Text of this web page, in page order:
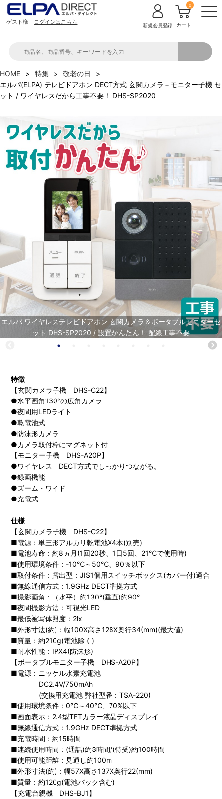
ゲスト様 ログインはこちら 新規会員登録 カート
0
HOME 特集
敬老の日
エルパ(ELPA) テレビドアホン DECT方式 玄関カメラ＋モニター子機 セ
ット / ワイヤレスだから工事不要！ DHS-SP2020
エルパ ワイヤレステレビドアホン 玄関カメラ＆ポータブルモニターセ
ット DHS-SP2020 / 設置かんたん！ 配線工事不要
特徴
【玄関カメラ子機 DHS-C22】
●水平画角130°の広角カメラ
●夜間用LEDライト
●乾電池式
●防沫形カメラ
●カメラ取付枠にマグネット付
【モニター子機 DHS-A20P】
●ワイヤレス DECT方式でしっかりつながる。
●録画機能
●ズーム・ワイド
●充電式
仕様
【玄関カメラ子機 DHS-C22】
■電源：単三形アルカリ乾電池X4本(別売)
■電池寿命：約8ヵ月(1回20秒、1日5回、21℃で使用時)
■使用環境条件：-10℃～50℃、90％以下
■取付条件：露出型：JIS1個用スイッチボックス(カバー付)適合
■無線通信方式：1.9GHz DECT準拠方式
■撮影画角：（水平）約130°(垂直)約90°
■夜間撮影方法：可視光LED
■最低被写体照度：2lx
■外形寸法(約)：幅100X高さ128X奥行34(mm)(最大値)
■質量：約210g(電池除く)
■耐水性能：IPX4(防沫形)
【ポータブルモニター子機 DHS-A20P】
■電源：ニッケル水素充電池
DC2.4V/750mAh
(交換用充電池 弊社型番：TSA-220)
■使用環境条件：0℃～40℃、70%以下
■画面表示：2.4型TFTカラー液晶ディスプレイ
■無線通信方式：1.9GHz DECT準拠方式
■充電時間：約15時間
■連続使用時間：(通話)約3時間/(待受)約100時間
■使用可能距離：見通し約100m
■外形寸法(約)：幅57X高さ137X奥行22(mm)
■質量：約120g(電池パック含む)
【充電台親機 DHS-BJ1】